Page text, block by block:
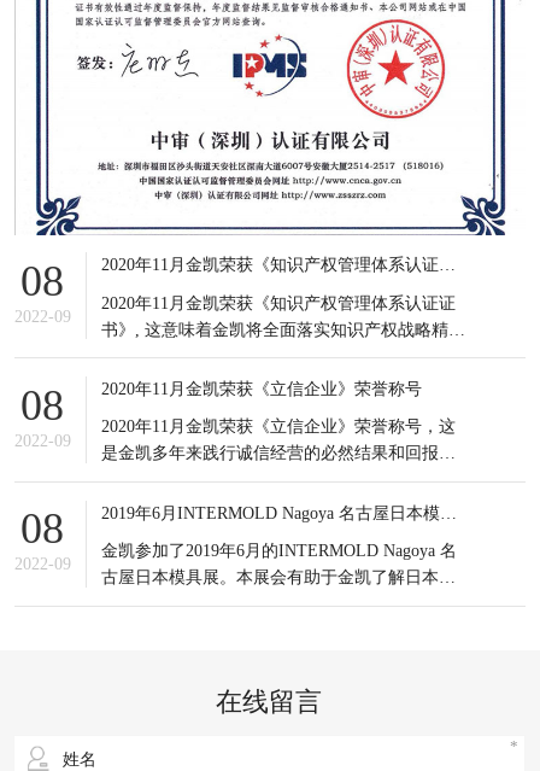
08
2022-09
2020年11月金凯荣获《知识产权管理体系认证证书》
2020年11月金凯荣获《知识产权管理体系认证证
书》, 这意味着金凯将全面落实知识产权战略精
神，积极应对知识产权竞争态势，有效提高知识
产权对企业经营发展的贡献水平。
08
2022-09
2020年11月金凯荣获《立信企业》荣誉称号
2020年11月金凯荣获《立信企业》荣誉称号，这
是金凯多年来践行诚信经营的必然结果和回报，
更是金凯所有员工的共同荣耀，可谓实至名归。
信誉是企业之基，生存之本，是企业最宝贵的无
08
2022-09
2019年6月INTERMOLD Nagoya 名古屋日本模具展
金凯参加了2019年6月的INTERMOLD Nagoya 名
古屋日本模具展。本展会有助于金凯了解日本当
前新的市场发展情况以及设备制造商的产品更新
研发等方面的综合实力。
在线留言